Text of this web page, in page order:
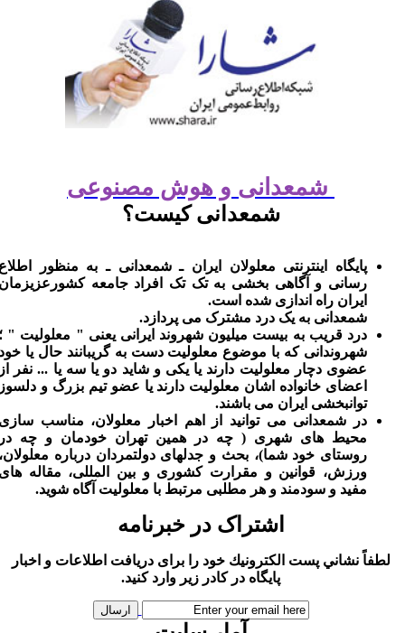
شمعدانی و هوش مصنوعی
شمعدانی کیست؟
پایگاه اینترنتی معلولان ایران ـ شمعدانی ـ به منظور اطلاع
رسانی و آگاهی بخشی به تک تک افراد جامعه کشورعزیزمان
ایران راه اندازی شده است.
شمعدانی به یک درد مشترک می پردازد.
درد قریب به بیست میلیون شهروند ایرانی یعنی " معلولیت " ؛
شهروندانی که با موضوع معلولیت دست به گریبانند حال یا خود
عضوی دچار معلولیت دارند یا یکی و شاید دو یا سه یا ... نفر از
اعضای خانواده اشان معلولیت دارند یا عضو تیم بزرگ و دلسوز
توانبخشی ایران می باشند.
در شمعدانی می توانید از اهم اخبار معلولان، مناسب سازی
محیط های شهری ( چه در همین تهران خودمان و چه در
روستای خود شما)، بحث و جدلهای دولتمردان درباره معلولان،
ورزش، قوانین و مقرارت کشوری و بین المللی، مقاله های
مفید و سودمند و هر مطلبی مرتبط با معلولیت آگاه شوید.
اشتراک در خبرنامه
لطفاً نشاني پست الكترونيك خود را برای دريافت اطلاعات و اخبار
پايگاه در كادر زير وارد كنيد.